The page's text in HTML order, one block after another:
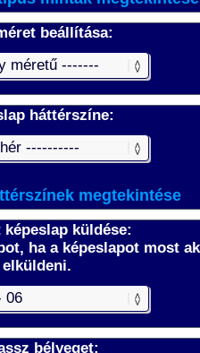
beállítása:
háttérszíne:
megtekintése
képeslap küldése:
ha a képeslapot most
elküldeni.
bélyeget: